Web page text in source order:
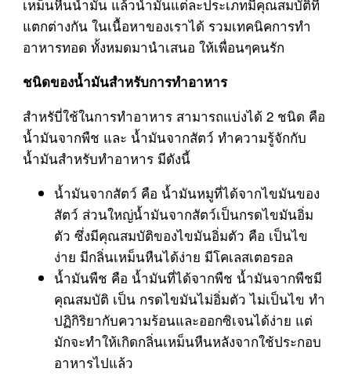
เหม็นหืนน้ำมัน แล้วน้ำมันแต่ละประเภทมีคุณสมบัติที่
แตกต่างกัน ในเนื้อหาของเราได้ รวมเทคนิคการทำ
อาหารทอด ทั้งหมดมานำเสนอ ให้เพื่อนๆคนรัก
ชนิดของน้ำมันสำหรับการทำอาหาร
สำหรับี่ใช้ในการทำอาหาร สามารถแบ่งได้ 2 ชนิด คือ
น้ำมันจากพืช และ น้ำมันจากสัตว์ ทำความรู้จักกับ
น้ำมันสำหรับทำอาหาร มีดังนี้
น้ำมันจากสัตว์ คือ น้ำมันหมูที่ได้จากไขมันของ
สัตว์ ส่วนใหญ่น้ำมันจากสัตว์เป็นกรดไขมันอิ่ม
ตัว ซึ่งมีคุณสมบัติของไขมันอิ่มตัว คือ เป็นไข
ง่าย มีกลิ่นเหม็นหืนได้ง่าย มีโคเลสเตอรอล
น้ำมันพืช คือ น้ำมันที่ได้จากพืช น้ำมันจากพืชมี
คุณสมบัติ เป็น กรดไขมันไม่อิ่มตัว ไม่เป็นไข ทำ
ปฏิกิริยากับความร้อนและออกซิเจนได้ง่าย แต่
มักจะทำให้เกิดกลิ่นเหม็นหืนหลังจากใช้ประกอบ
อาหารไปแล้ว